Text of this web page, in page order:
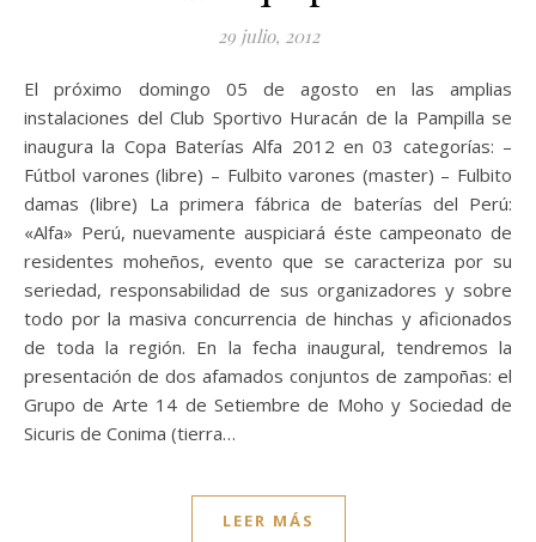
29 julio, 2012
El próximo domingo 05 de agosto en las amplias
instalaciones del Club Sportivo Huracán de la Pampilla se
inaugura la Copa Baterías Alfa 2012 en 03 categorías: –
Fútbol varones (libre) – Fulbito varones (master) – Fulbito
damas (libre) La primera fábrica de baterías del Perú:
«Alfa» Perú, nuevamente auspiciará éste campeonato de
residentes moheños, evento que se caracteriza por su
seriedad, responsabilidad de sus organizadores y sobre
todo por la masiva concurrencia de hinchas y aficionados
de toda la región. En la fecha inaugural, tendremos la
presentación de dos afamados conjuntos de zampoñas: el
Grupo de Arte 14 de Setiembre de Moho y Sociedad de
Sicuris de Conima (tierra…
LEER MÁS